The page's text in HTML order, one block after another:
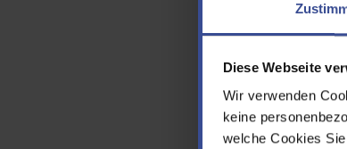
Diese Webseite
Wir verwenden
keine
welche Cookies